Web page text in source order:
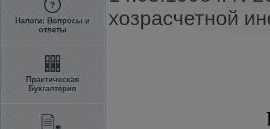
Налоги: Вопросы и
ответы
Практическая
Бухгалтерия
хозрасчетной